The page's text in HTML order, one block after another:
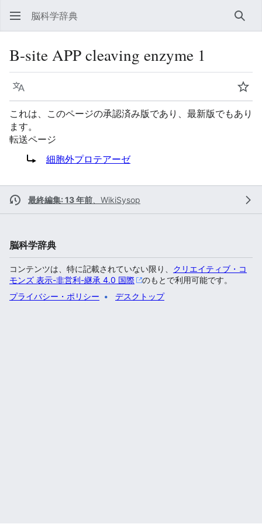
脳科学辞典 検索
Β-site APP cleaving enzyme 1
言語
ウ
これは、このページの承認済み版であり、最新版でもあり
ます。
転送ページ
転送先:
細胞外プロテアーゼ
最終編集: 13 年前 WikiSysop
脳科学辞典
コンテンツは、特に記載されていない限り、 クリエイティブ・コ
モンズ 表示-非営利-継承 4.0 国際
のもとで利用可能です。
プライバシー・ポリシー
デスクトップ